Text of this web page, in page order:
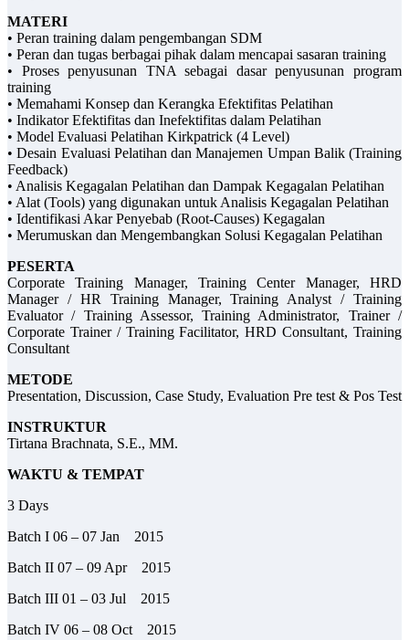
MATERI
• Peran training dalam pengembangan SDM
• Peran dan tugas berbagai pihak dalam mencapai sasaran training
• Proses penyusunan TNA sebagai dasar penyusunan program
training
• Memahami Konsep dan Kerangka Efektifitas Pelatihan
• Indikator Efektifitas dan Inefektifitas dalam Pelatihan
• Model Evaluasi Pelatihan Kirkpatrick (4 Level)
• Desain Evaluasi Pelatihan dan Manajemen Umpan Balik (Training
Feedback)
• Analisis Kegagalan Pelatihan dan Dampak Kegagalan Pelatihan
• Alat (Tools) yang digunakan untuk Analisis Kegagalan Pelatihan
• Identifikasi Akar Penyebab (Root-Causes) Kegagalan
• Merumuskan dan Mengembangkan Solusi Kegagalan Pelatihan
PESERTA
Corporate Training Manager, Training Center Manager, HRD
Manager / HR Training Manager, Training Analyst / Training
Evaluator / Training Assessor, Training Administrator, Trainer /
Corporate Trainer / Training Facilitator, HRD Consultant, Training
Consultant
METODE
Presentation, Discussion, Case Study, Evaluation Pre test & Pos Test
INSTRUKTUR
Tirtana Brachnata, S.E., MM.
WAKTU & TEMPAT
3 Days
Batch I 06 – 07 Jan 2015
Batch II 07 – 09 Apr 2015
Batch III 01 – 03 Jul 2015
Batch IV 06 – 08 Oct 2015